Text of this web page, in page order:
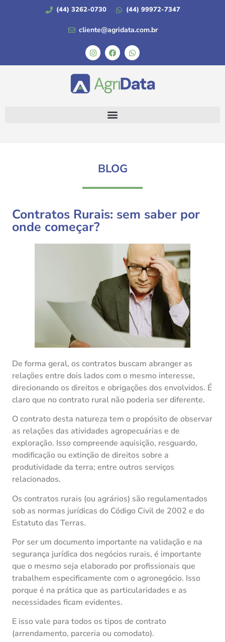
(44) 3262-0730 (44) 99972-7347
cliente@agridata.com.br
BLOG
Contratos Rurais: sem saber por
onde começar?
De forma geral, os contratos buscam abranger as
relações entre dois lados com o mesmo interesse,
direcionando os direitos e obrigações dos envolvidos. É
claro que no contrato rural não poderia ser diferente.
O contrato desta natureza tem o propósito de observar
as relações das atividades agropecuárias e de
exploração. Isso compreende aquisição, resguardo,
modificação ou extinção de direitos sobre a
produtividade da terra; entre outros serviços
relacionados.
Os contratos rurais (ou agrários) são regulamentados
sob as normas jurídicas do Código Civil de 2002 e do
Estatuto das Terras.
Por ser um documento importante na validação e na
segurança jurídica dos negócios rurais, é importante
que o mesmo seja elaborado por profissionais que
trabalhem especificamente com o agronegócio. Isso
porque é na prática que as particularidades e as
necessidades ficam evidentes.
E isso vale para todos os tipos de contrato
(arrendamento, parceria ou comodato).